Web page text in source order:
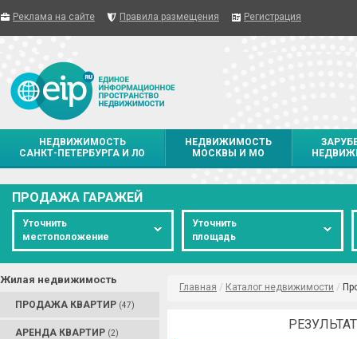
Реклама на сайте Правила размещения Регистрация
НЕДВИЖИМОСТЬ
САНКТ-ПЕТЕРБУРГА И ЛО
НЕДВИЖИМОСТЬ
МОСКВЫ И МО
ПРОДАЖА ГАРАЖЕЙ
Уточнить
местоположение
Уточнить
площадь
Жилая недвижимость
ПРОДАЖА КВАРТИР (47)
АРЕНДА КВАРТИР (2)
Главная / Каталог недвижимости /